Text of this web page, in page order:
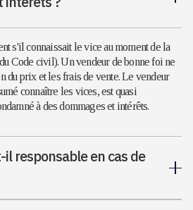
s'il connaissait le vice au moment de la
Code civil). Un vendeur de bonne foi ne
du prix et les frais de vente. Le vendeur
connaître les vices, est quasi
à des dommages et intérêts.
il responsable en cas de